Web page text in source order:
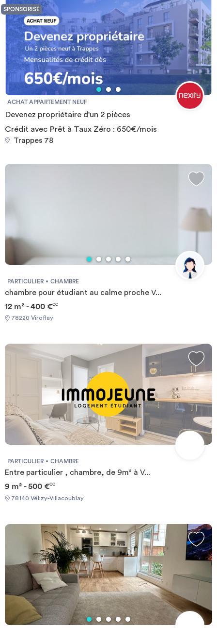
SPONSORISÉ
ACHAT APPARTEMENT NEUF
Devenez propriétaire d'un 2 pièces
Crédit avec Prêt à Taux Zéro : 650€/mois
Trappes 78
PARTICULIER CHAMBRE
chambre pour étudiant au calme proche V...
12 m² - 400 €CC
78220 Viroflay
PARTICULIER CHAMBRE
Entre particulier , chambre, de 9m² à V...
9 m² - 500 €CC
78140 Vélizy-Villacoublay